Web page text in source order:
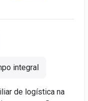
integral
de logística na